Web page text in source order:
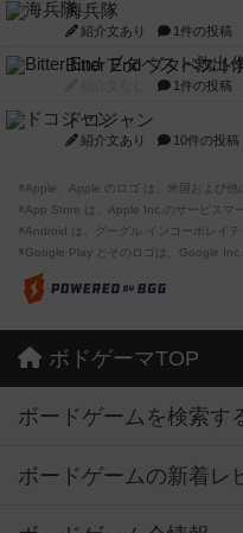
海兵隊
紹介文あり 1件の投稿
Bitter End ブタペスト
1件の投稿
ドコジャン
紹介文あり 10件の投稿
※Apple、Apple のロゴ は、米国および他
※App Store は、Apple Inc.のサービスマー
※Android は、グーグル インコーポレイテ
※Google Play とそのロゴは、Google Inc.
ボドゲーマTOP
ボードゲームを検索す
ボードゲームの新着レ